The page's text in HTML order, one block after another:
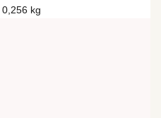
0,256 kg